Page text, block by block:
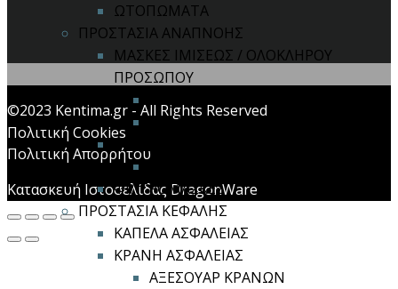
ΩΤΟΠΩΜΑΤΑ
ΠΡΟΣΤΑΣΙΑ ΑΝΑΠΝΟΗΣ
ΜΑΣΚΕΣ ΙΜΙΣΕΩΣ / ΟΛΟΚΛΗΡΟΥ
ΠΡΟΣΩΠΟΥ
ΑΝΤΑΛΛΑΚΤΙΚΑ
ΦΙΛΤΡΑ ΜΑΣΚΩΝ
ΣΥΣΤΗΜΑ ΠΑΡΟΧΗΣ ΑΕΡΑ
ΦΙΛΤΡΟΜΑΣΚΕΣ
ΠΡΟΣΤΑΣΙΑ ΚΕΦΑΛΗΣ
ΚΑΠΕΛΑ ΑΣΦΑΛΕΙΑΣ
ΚΡΑΝΗ ΑΣΦΑΛΕΙΑΣ
ΑΞΕΣΟΥΑΡ ΚΡΑΝΩΝ
©2023 Kentima.gr - All Rights Reserved
Πολιτική Cookies
Πολιτική Απορρήτου
Κατασκευή Ιστοσελίδας DragonWare